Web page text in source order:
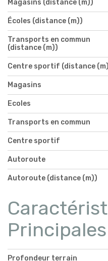
Magasins (distance (m))
Écoles (distance (m))
Transports en commun
(distance (m))
Centre sportif (distance
Magasins
Ecoles
Transports en commun
Centre sportif
Autoroute
Autoroute (distance (m))
Principales
Profondeur terrain